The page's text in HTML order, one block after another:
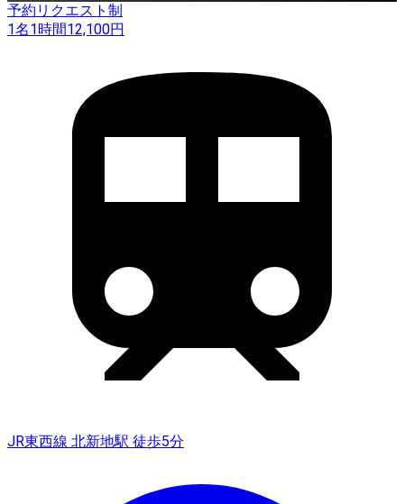
予約リクエスト制
1名1時間12,100円
JR東西線 北新地駅 徒歩5分